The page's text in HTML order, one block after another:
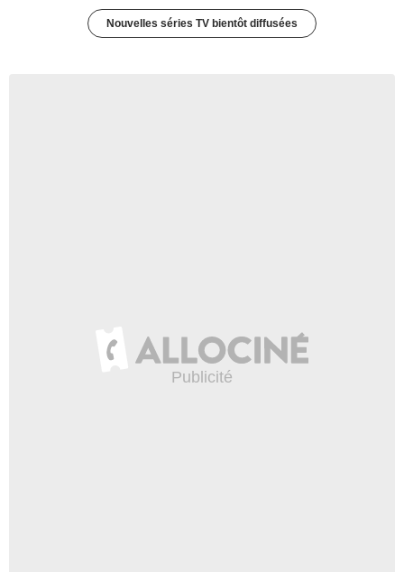
Nouvelles séries TV bientôt diffusées